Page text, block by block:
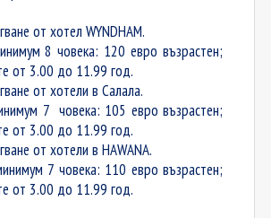
от хотел WYNDHAM.
8 човека: 120 евро възрастен;
от 3.00 до 11.99 год.
от хотели в Салала.
7 човека: 105 евро възрастен;
от 3.00 до 11.99 год.
от хотели в HAWANA.
7 човека: 110 евро възрастен;
от 3.00 до 11.99 год.